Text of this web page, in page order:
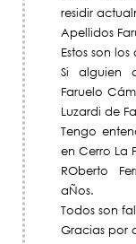
residir
Apellidos
Estos son
Si alguien
Faruelo
Luzardi de
Tengo
en Cerro La
ROberto
aÑos.
Todos son
Gracias por